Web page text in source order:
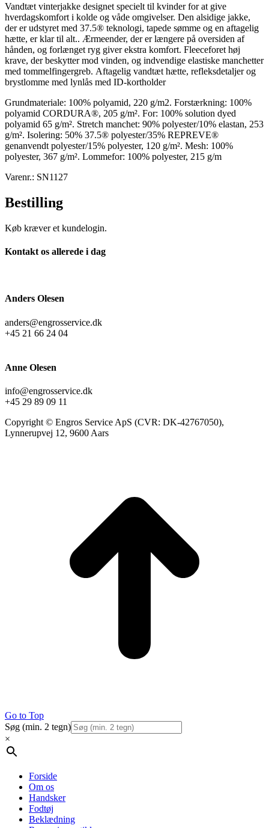
Vandtæt vinterjakke designet specielt til kvinder for at give
hverdagskomfort i kolde og våde omgivelser. Den alsidige jakke,
der er udstyret med 37.5® teknologi, tapede sømme og en aftagelig
hætte, er klar til alt.. Ærmeender, der er længere på oversiden af
hånden, og forlænget ryg giver ekstra komfort. Fleeceforet høj
krave, der beskytter mod vinden, og indvendige elastiske manchetter
med tommelfingergreb. Aftagelig vandtæt hætte, refleksdetaljer og
brystlomme med lynlås med ID-kortholder
Grundmateriale: 100% polyamid, 220 g/m2. Forstærkning: 100%
polyamid CORDURA®, 205 g/m². For: 100% solution dyed
polyamid 65 g/m². Stretch manchet: 90% polyester/10% elastan, 253
g/m². Isolering: 50% 37.5® polyester/35% REPREVE®
genanvendt polyester/15% polyester, 120 g/m². Mesh: 100%
polyester, 367 g/m². Lommefor: 100% polyester, 215 g/m
Varenr.: SN1127
Bestilling
Køb kræver et kundelogin.
Kontakt os allerede i dag
Anders Olesen
anders@engrosservice.dk
+45 21 66 24 04
Anne Olesen
info@engrosservice.dk
+45 29 89 09 11
Copyright © Engros Service ApS (CVR: DK-42767050),
Lynnerupvej 12, 9600 Aars
Go to Top
Søg (min. 2 tegn)
×
Forside
Om os
Handsker
Fodtøj
Beklædning